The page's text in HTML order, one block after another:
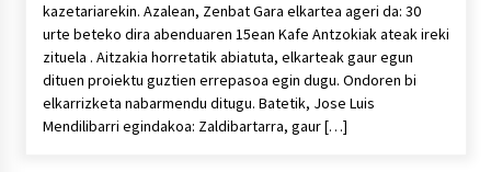
kazetariarekin. Azalean, Zenbat Gara elkartea ageri da: 30
urte beteko dira abenduaren 15ean Kafe Antzokiak ateak ireki
zituela . Aitzakia horretatik abiatuta, elkarteak gaur egun
dituen proiektu guztien errepasoa egin dugu. Ondoren bi
elkarrizketa nabarmendu ditugu. Batetik, Jose Luis
Mendilibarri egindakoa: Zaldibartarra, gaur […]